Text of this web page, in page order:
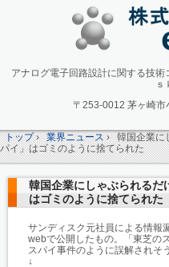
アナログ電子回路設計に関する技
ｓ
〒253-0012 茅ヶ崎
トップ› 業界ニュース› 韓国企業に
パイ」はゴミのように捨てられた
韓国企業にしゃぶられるだ
はゴミのように捨てられた
サンディスク元社員による情報
webで公開したもの。「東芝の
スパイ事件のように誤解されそ
↓